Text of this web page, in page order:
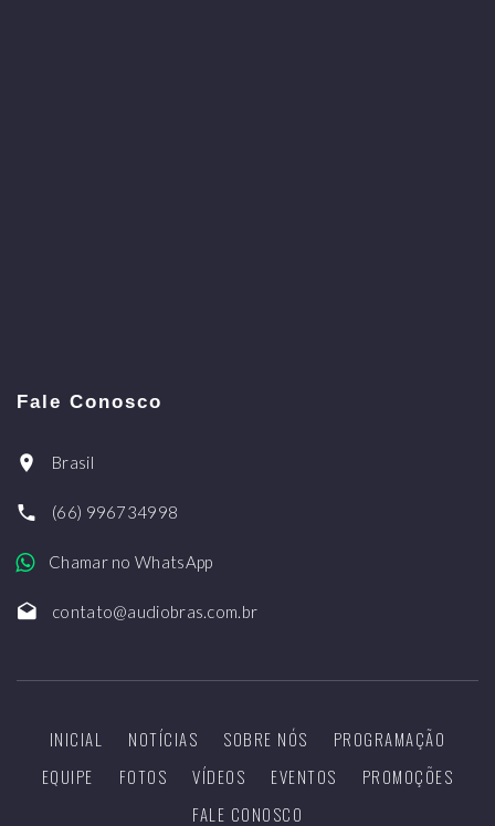
Fale Conosco
Brasil
(66) 996734998
Chamar no WhatsApp
contato@audiobras.com.br
INICIAL NOTÍCIAS SOBRE NÓS
PROGRAMAÇÃO
EQUIPE
FOTOS VÍDEOS EVENTOS
PROMOÇÕES
FALE CONOSCO